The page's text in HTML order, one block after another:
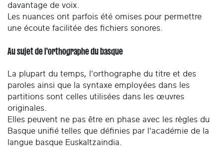
davantage de voix.
Les nuances ont parfois été omises pour permettre
une écoute facilitée des fichiers sonores.
Au sujet de l'orthographe du basque
La plupart du temps, l'orthographe du titre et des
paroles ainsi que la syntaxe employées dans les
partitions sont celles utilisées dans les œuvres
originales.
Elles peuvent ne pas être en phase avec les règles du
Basque unifié telles que définies par l'académie de la
langue basque Euskaltzaindia.